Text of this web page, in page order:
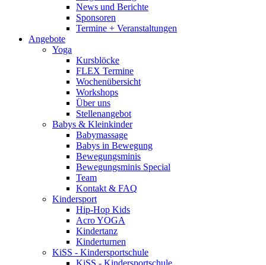
News und Berichte
Sponsoren
Termine + Veranstaltungen
Angebote
Yoga
Kursblöcke
FLEX Termine
Wochenübersicht
Workshops
Über uns
Stellenangebot
Babys & Kleinkinder
Babymassage
Babys in Bewegung
Bewegungsminis
Bewegungsminis Special
Team
Kontakt & FAQ
Kindersport
Hip-Hop Kids
Acro YOGA
Kindertanz
Kinderturnen
KiSS - Kindersportschule
KiSS - Kindersportschule